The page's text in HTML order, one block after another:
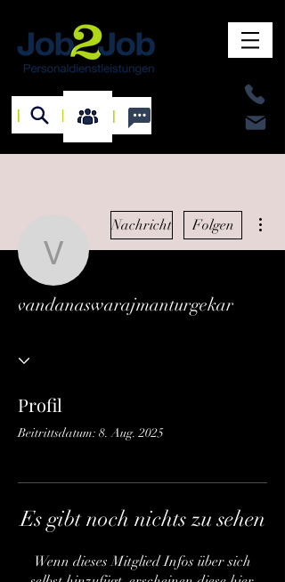
I I I
Nachricht Folgen
vandanaswarajmanturgekar
Profil
Beitrittsdatum: 8. Aug. 2025
Es gibt noch nichts zu sehen
Wenn dieses Mitglied Infos über sich